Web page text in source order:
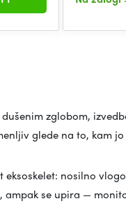
dušenim zglobom,
glede na to, kam
eksoskelet: nosilno
ampak se upira —